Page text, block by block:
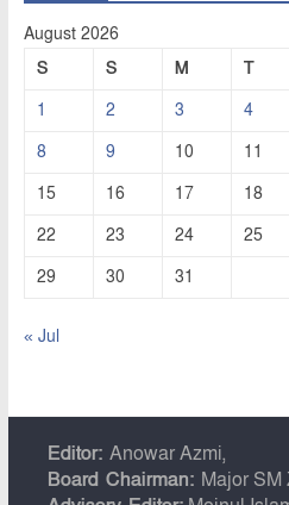
August 2026
S
S M T
1
2 3 4
8
9 10 11
15
16 17 18
22
23 24 25
29
30 31
« Jul
Editor: Anowar Azmi,
Board Chairman: Major SM